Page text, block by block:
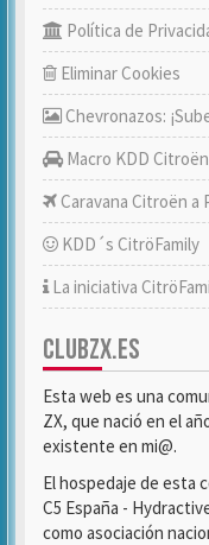
Política de
Eliminar Cookies
Chevronazos:
Macro KDD Citroën
Caravana Citroën a
KDD´s CitröFamily
La iniciativa
CLUBZX.ES
Esta web es una
ZX, que nació en el
existente en mi@.
El hospedaje de esta
C5 España -
como asociación